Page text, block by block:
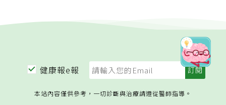
健康報e報
本站內容僅供參考，一切診斷與治療請遵從醫師指導。